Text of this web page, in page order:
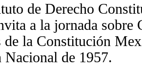
de Derecho
a la jornada sobre
de la Constitución
de 1957.